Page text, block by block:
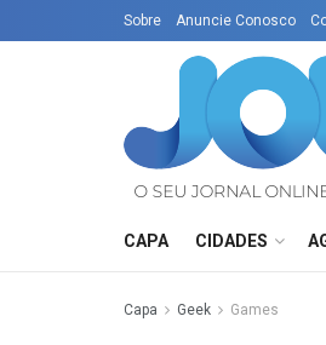
Sobre Anuncie Conosco
CAPA CIDADES
Capa Geek Games